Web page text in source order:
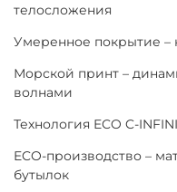
телосложения
Умеренное покрытие –
Морской принт –
волнами
Технология ECO C-
ECO-производство –
бутылок